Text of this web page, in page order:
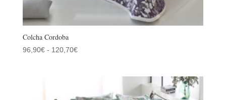
Colcha Cordoba
96,90€ - 120,70€Rango
96,90€